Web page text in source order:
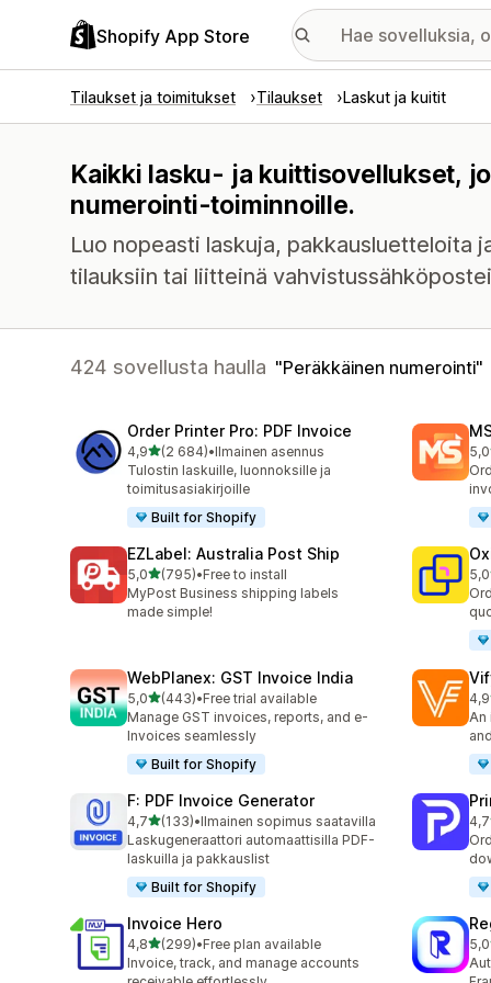
Shopify App Store
Tilaukset ja toimitukset Tilaukset Laskut ja kuitit
Kaikki lasku- ja kuittisovellukset,
numerointi-toiminnoille.
Luo nopeasti laskuja, pakkausluetteloita
tilauksiin tai liitteinä
424 sovellusta haulla Peräkkäinen numerointi
Order Printer Pro: PDF Invoice
4,9/ 5 tähteä
(2 684)
2684 arvostelua yhteensä
•Ilmainen asennus
Tulostin laskuille, luonnoksille ja
toimitusasiakirjoille
Built for Shopify
5,0
EZLabel: Australia Post Ship
5,0/ 5 tähteä
(795)
795 arvostelua yhteensä
•Free to install
MyPost Business shipping labels
made simple!
5,0
WebPlanex: GST Invoice India
5,0/ 5 tähteä
(443)
443 arvostelua yhteensä
•Free trial available
Manage GST invoices, reports, and e-
Invoices seamlessly
Built for Shopify
4,9
An
F: PDF Invoice Generator
4,7/ 5 tähteä
(133)
133 arvostelua yhteensä
•Ilmainen sopimus saatavilla
Laskugeneraattori automaattisilla PDF-
laskuilla ja pakkauslist
Built for Shopify
4,7
22
Invoice Hero
4,8/ 5 tähteä
(299)
299 arvostelua yhteensä
•Free plan available
Invoice, track, and manage accounts
5,0
29